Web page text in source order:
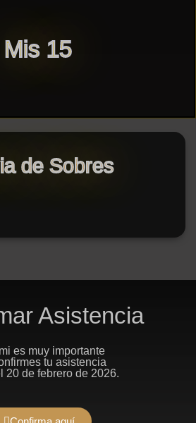
Mis 15
de Sobres
Asistencia
es muy importante
tu asistencia
20 de febrero de 2026.